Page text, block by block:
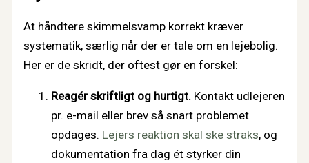
At håndtere skimmelsvamp korrekt kræver
systematik, særlig når der er tale om en lejebolig.
Her er de skridt, der oftest gør en forskel:
Reagér skriftligt og hurtigt. Kontakt udlejeren
pr. e-mail eller brev så snart problemet
opdages. Lejers reaktion skal ske straks, og
dokumentation fra dag ét styrker din